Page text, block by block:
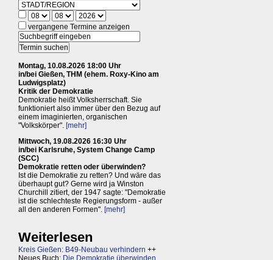
vergangene Termine anzeigen
Montag, 10.08.2026 18:00 Uhr
in/bei Gießen, THM (ehem. Roxy-Kino am
Ludwigsplatz)
Kritik der Demokratie
Demokratie heißt Volksherrschaft. Sie
funktioniert also immer über den Bezug auf
einem imaginierten, organischen
"Volkskörper". [mehr]
Mittwoch, 19.08.2026 16:30 Uhr
in/bei Karlsruhe, System Change Camp
(SCC)
Demokratie retten oder überwinden?
Ist die Demokratie zu retten? Und wäre das
überhaupt gut? Gerne wird ja Winston
Churchill zitiert, der 1947 sagte: "Demokratie
ist die schlechteste Regierungsform - außer
all den anderen Formen". [mehr]
Weiterlesen
Kreis Gießen: B49-Neubau verhindern ++